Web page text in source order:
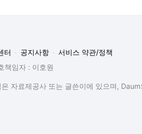
터 공지사항
서비스 약관/정책
책임자 : 이호원
자료제공사 또는 글쓴이에 있으며,